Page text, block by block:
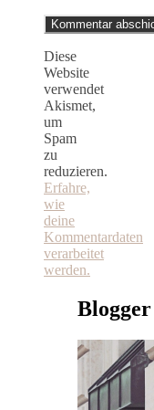
Diese
Website
verwendet
Akismet,
um
Spam
zu
reduzieren.
Erfahre,
wie
deine
Kommentardaten
verarbeitet
werden.